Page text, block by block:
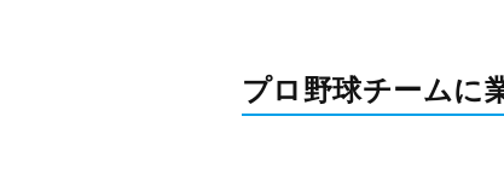
プロ野球チームに